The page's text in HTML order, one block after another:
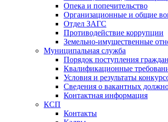
Опека и попечительство
Организационные и общие
Отдел ЗАГС
Противодействие коррупции
Земельно-имущественные
Муниципальная служба
Порядок поступления
Квалификационные
Условия и результаты
Сведения о вакантных
Контактная информация
КСП
Контакты